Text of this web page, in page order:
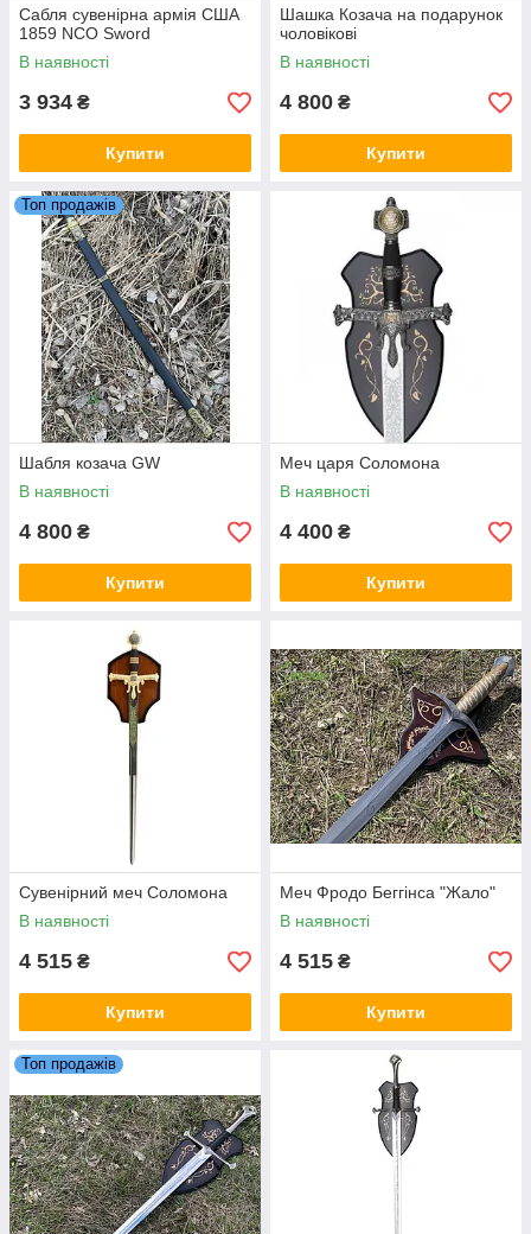
Сабля сувенірна армія США
1859 NCO Sword
В наявності
3 934 ₴
Купити
Шашка Козача на подарунок
чоловікові
В наявності
4 800 ₴
Купити
Топ продажів
Шабля козача GW
В наявності
4 800 ₴
Купити
Меч царя Соломона
В наявності
4 400 ₴
Купити
Сувенірний меч Соломона
В наявності
4 515 ₴
Купити
Меч Фродо Беггінса "Жало"
В наявності
4 515 ₴
Купити
Топ продажів